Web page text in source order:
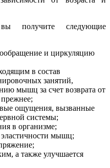
получите следующие
и циркуляцию
в состав
занятий,
мышц за счет возврата от
ощущения, вызванные
системы;
в организме;
мышц;
а также улучшается